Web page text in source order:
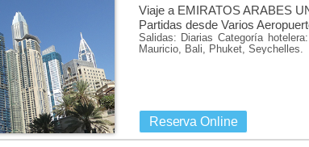
Viaje a EMIRATOS ARABES
Partidas desde Varios
Salidas: Diarias Categoría
Mauricio, Bali, Phuket, Seychelles.
Reserva Online